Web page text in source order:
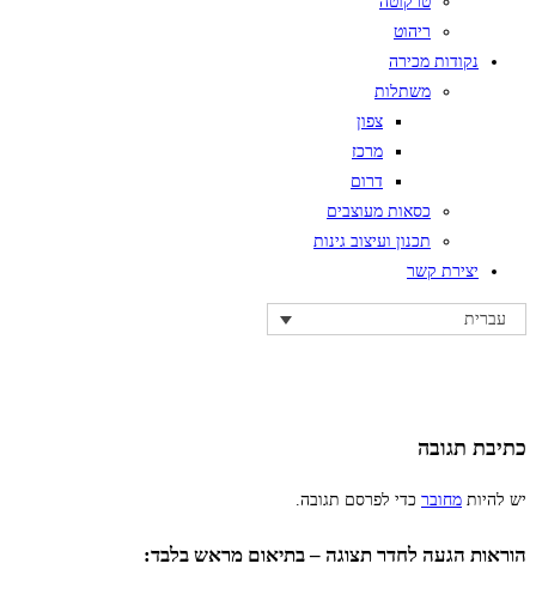
ריהוט
נקודות מכירה
משתלות
צפון
מרכז
דרום
כסאות מעוצבים
תכנון ועיצוב גינות
יצירת קשר
עברית
כתיבת תגובה
יש להיות מחובר כדי לפרסם תגובה.
הוראות הגעה לחדר תצוגה – בתיאום מראש בלבד: